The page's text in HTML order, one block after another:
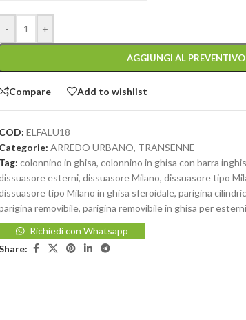
- +
AGGIUNGI AL PREVENTIVO
Compare Add to wishlist
COD:ELFALU18
Categorie: ARREDO URBANO, TRANSENNE
Tag: colonnino in ghisa, colonnino in ghisa con barra
esterni, dissuasore Milano, dissuasore tipo
tipo Milano in ghisa sferoidale, parigina
removibile, parigina removibile in ghisa per esterni
Richiedi con Whatsapp